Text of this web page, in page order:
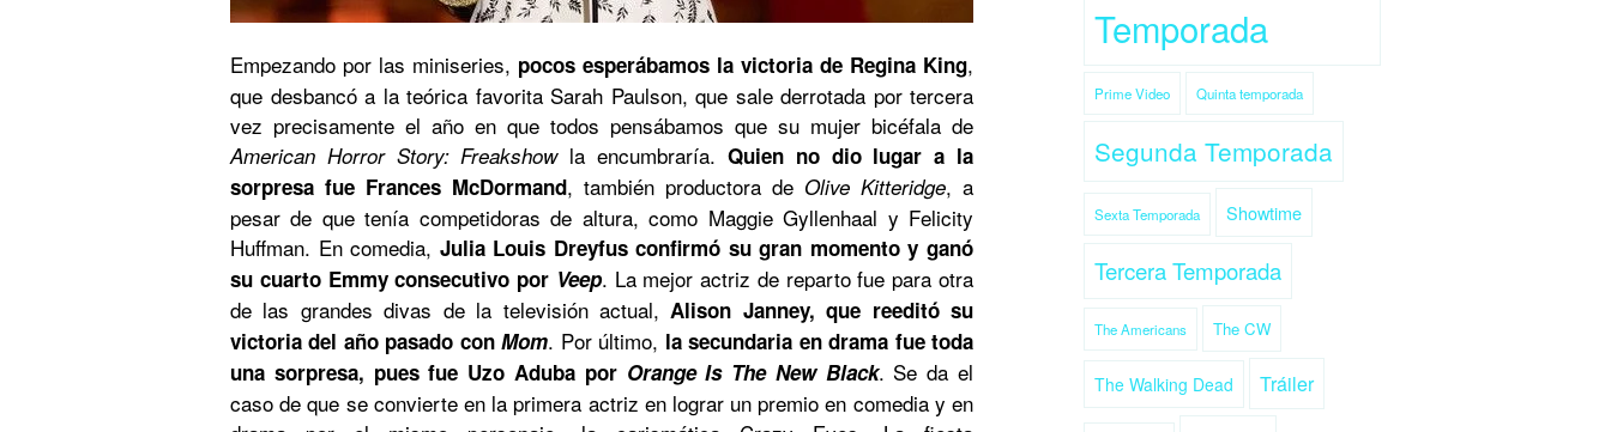
Empezando por las miniseries, pocos esperábamos la victoria de Regina King,
que desbancó a la teórica favorita Sarah Paulson, que sale derrotada por tercera
vez precisamente el año en que todos pensábamos que su mujer bicéfala de
American Horror Story: Freakshowla encumbraría. Quien no dio lugar a la
sorpresa fue Frances McDormand, también productora de Olive Kitteridge, a
pesar de que tenía competidoras de altura, como Maggie Gyllenhaal y Felicity
Huffman. En comedia, Julia Louis Dreyfus confirmó su gran momento y ganó
su cuarto Emmy consecutivo por Veep. La mejor actriz de reparto fue para otra
de las grandes divas de la televisión actual, Alison Janney, que reeditó su
victoria del año pasado conMom. Por último, la secundaria en drama fue toda
una sorpresa, pues fue Uzo Aduba por Orange Is The New Black. Se da el
caso de que se convierte en la primera actriz en lograr un premio en comedia y en
Temporada
Prime Video Quinta temporada
Segunda Temporada
Sexta Temporada Showtime
Tercera Temporada
The Americans The CW
The Walking Dead Tráiler